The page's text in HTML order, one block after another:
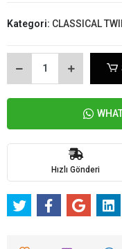
Kategori: CLASSICAL
Hızlı Gönderi